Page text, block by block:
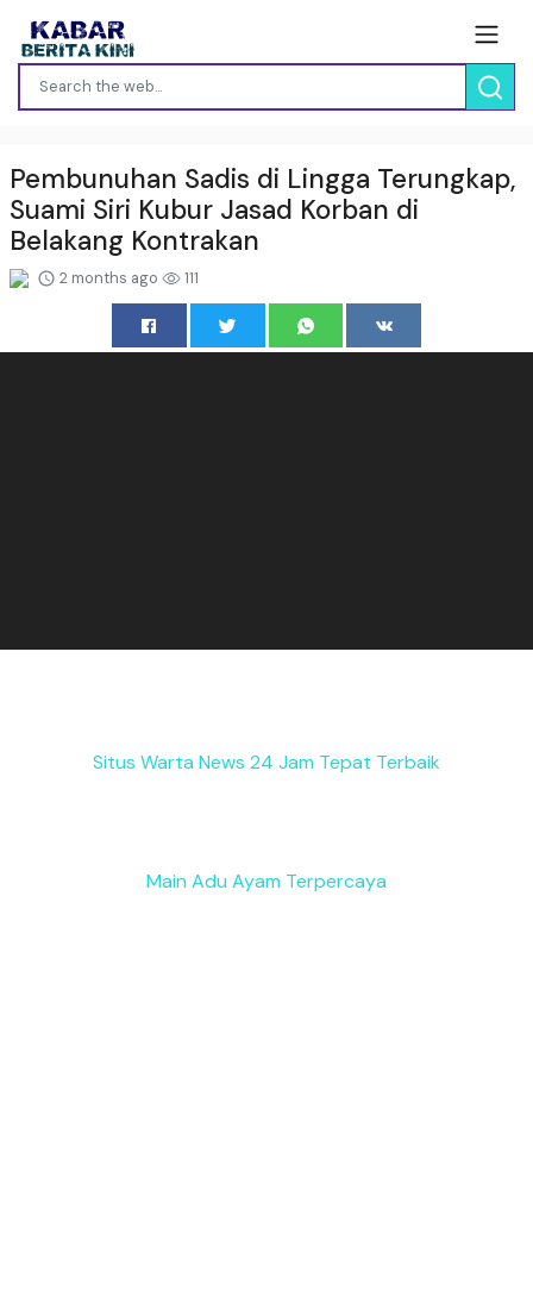
Pembunuhan Sadis di Lingga Terungkap,
Suami Siri Kubur Jasad Korban di
Belakang Kontrakan
2 months ago 111
Situs Warta News 24 Jam Tepat Terbaik
Main Adu Ayam Terpercaya